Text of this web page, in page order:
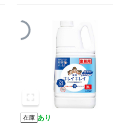
在庫 あり